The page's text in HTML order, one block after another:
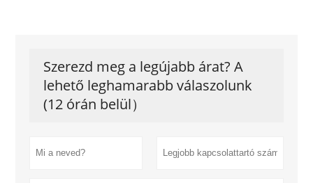
Szerezd meg a legújabb árat? A
lehető leghamarabb válaszolunk
(12 órán belül）